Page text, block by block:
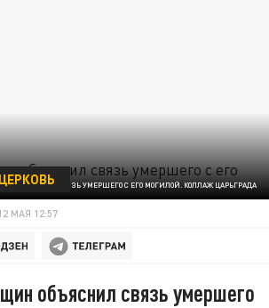
ЕСТЬ ЛИ СВЯЗЬ УМЕРШЕГО С ЕГО МОГИЛОЙ. КОЛЛАЖ ЦАРЬГРАДА
ЦЕРКОВЬ
МАЯ 12:57
объяснил связь умершего